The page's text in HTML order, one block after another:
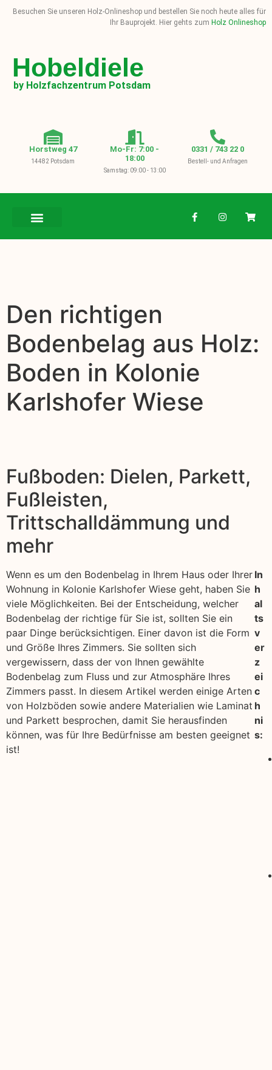
Besuchen Sie unseren Holz-Onlineshop und bestellen Sie noch heute alles für
Ihr Bauprojekt. Hier gehts zum Holz Onlineshop
Hobeldiele
by Holzfachzentrum Potsdam
Horstweg 47
14482 Potsdam
Mo-Fr: 7:00 -
18:00
Samstag: 09:00 - 13:00
0331 / 743 22 0
Bestell- und Anfragen
Den richtigen
Bodenbelag aus Holz:
Boden in Kolonie
Karlshofer Wiese
Fußboden: Dielen, Parkett,
Fußleisten,
Trittschalldämmung und
mehr
Wenn es um den Bodenbelag in Ihrem Haus oder Ihrer
Wohnung in Kolonie Karlshofer Wiese geht, haben Sie
viele Möglichkeiten. Bei der Entscheidung, welcher
Bodenbelag der richtige für Sie ist, sollten Sie ein
paar Dinge berücksichtigen. Einer davon ist die Form
und Größe Ihres Zimmers. Sie sollten sich
vergewissern, dass der von Ihnen gewählte
Bodenbelag zum Fluss und zur Atmosphäre Ihres
Zimmers passt. In diesem Artikel werden einige Arten
von Holzböden sowie andere Materialien wie Laminat
und Parkett besprochen, damit Sie herausfinden
können, was für Ihre Bedürfnisse am besten geeignet
ist!
In
h
al
ts
v
er
z
ei
c
h
ni
s: